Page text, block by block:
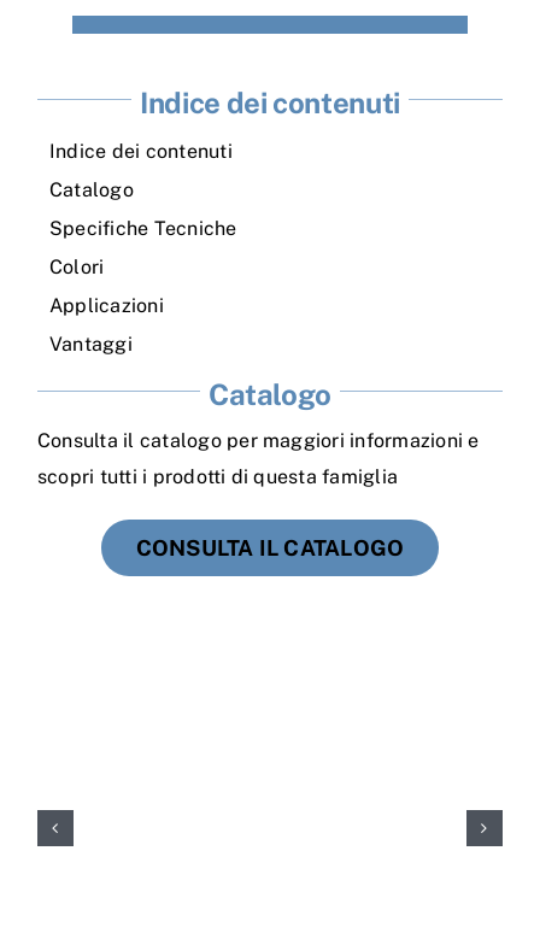
Indice dei contenuti
Indice dei contenuti
Catalogo
Specifiche Tecniche
Colori
Applicazioni
Vantaggi
Catalogo
Consulta il catalogo per maggiori informazioni e
scopri tutti i prodotti di questa famiglia
CONSULTA IL CATALOGO